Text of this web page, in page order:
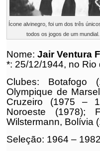
Ícone alvinegro, foi um dos três
todos os jogos de um
Nome:Jair Ventura
*: 25/12/1944, no Rio
Clubes:
Olympique de
Cruzeiro (1975 –
Noroeste (1978);
Wilstermann, Bolívia
Seleção: 1964 –